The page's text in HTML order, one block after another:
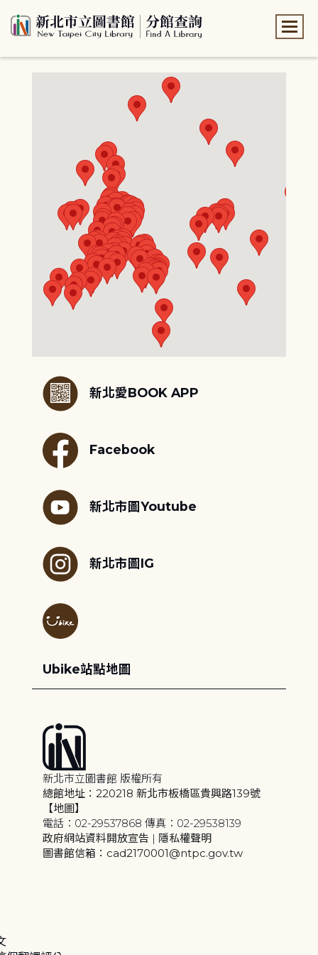
新北愛BOOK APP
Facebook
新北市圖Youtube
新北市圖IG
Ubike站點地圖
新北市立圖書館 版權所有
總館地址：220218 新北市板橋區貴興路139號
【地圖】
電話：02-29537868 傳真：02-29538139
政府網站資料開放宣告 | 隱私權聲明
圖書館信箱：cad2170001@ntpc.gov.tw